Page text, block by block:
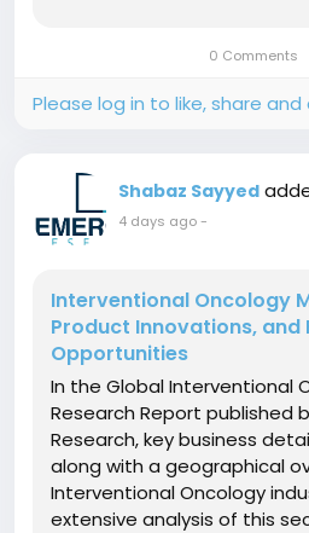
report also describes the
0 Comments
Please log in to like, share
Shabaz Sayyed
4 days ago-
Interventional Oncology
Product Innovations, and
Opportunities
In the Global Interventional
Research Report published
Research, key business
along with a geographical
Interventional Oncology
extensive analysis of this